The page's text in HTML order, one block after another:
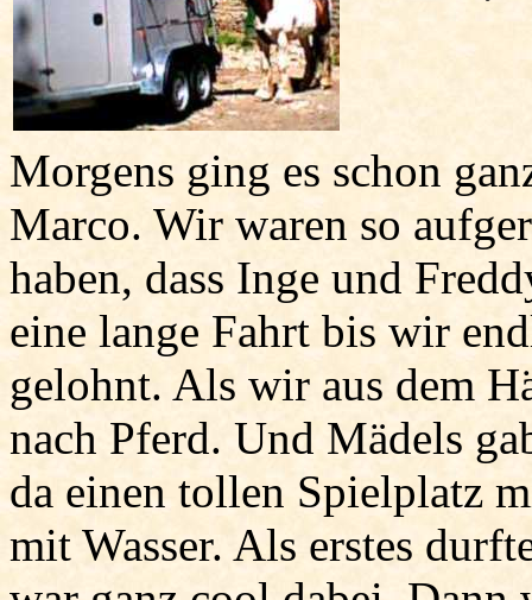
Morgens ging es schon
Marco. Wir waren so
haben, dass Inge und
eine lange Fahrt bis wir
gelohnt. Als wir aus dem
nach Pferd. Und Mädels
da einen tollen Spielplatz
mit Wasser. Als erstes